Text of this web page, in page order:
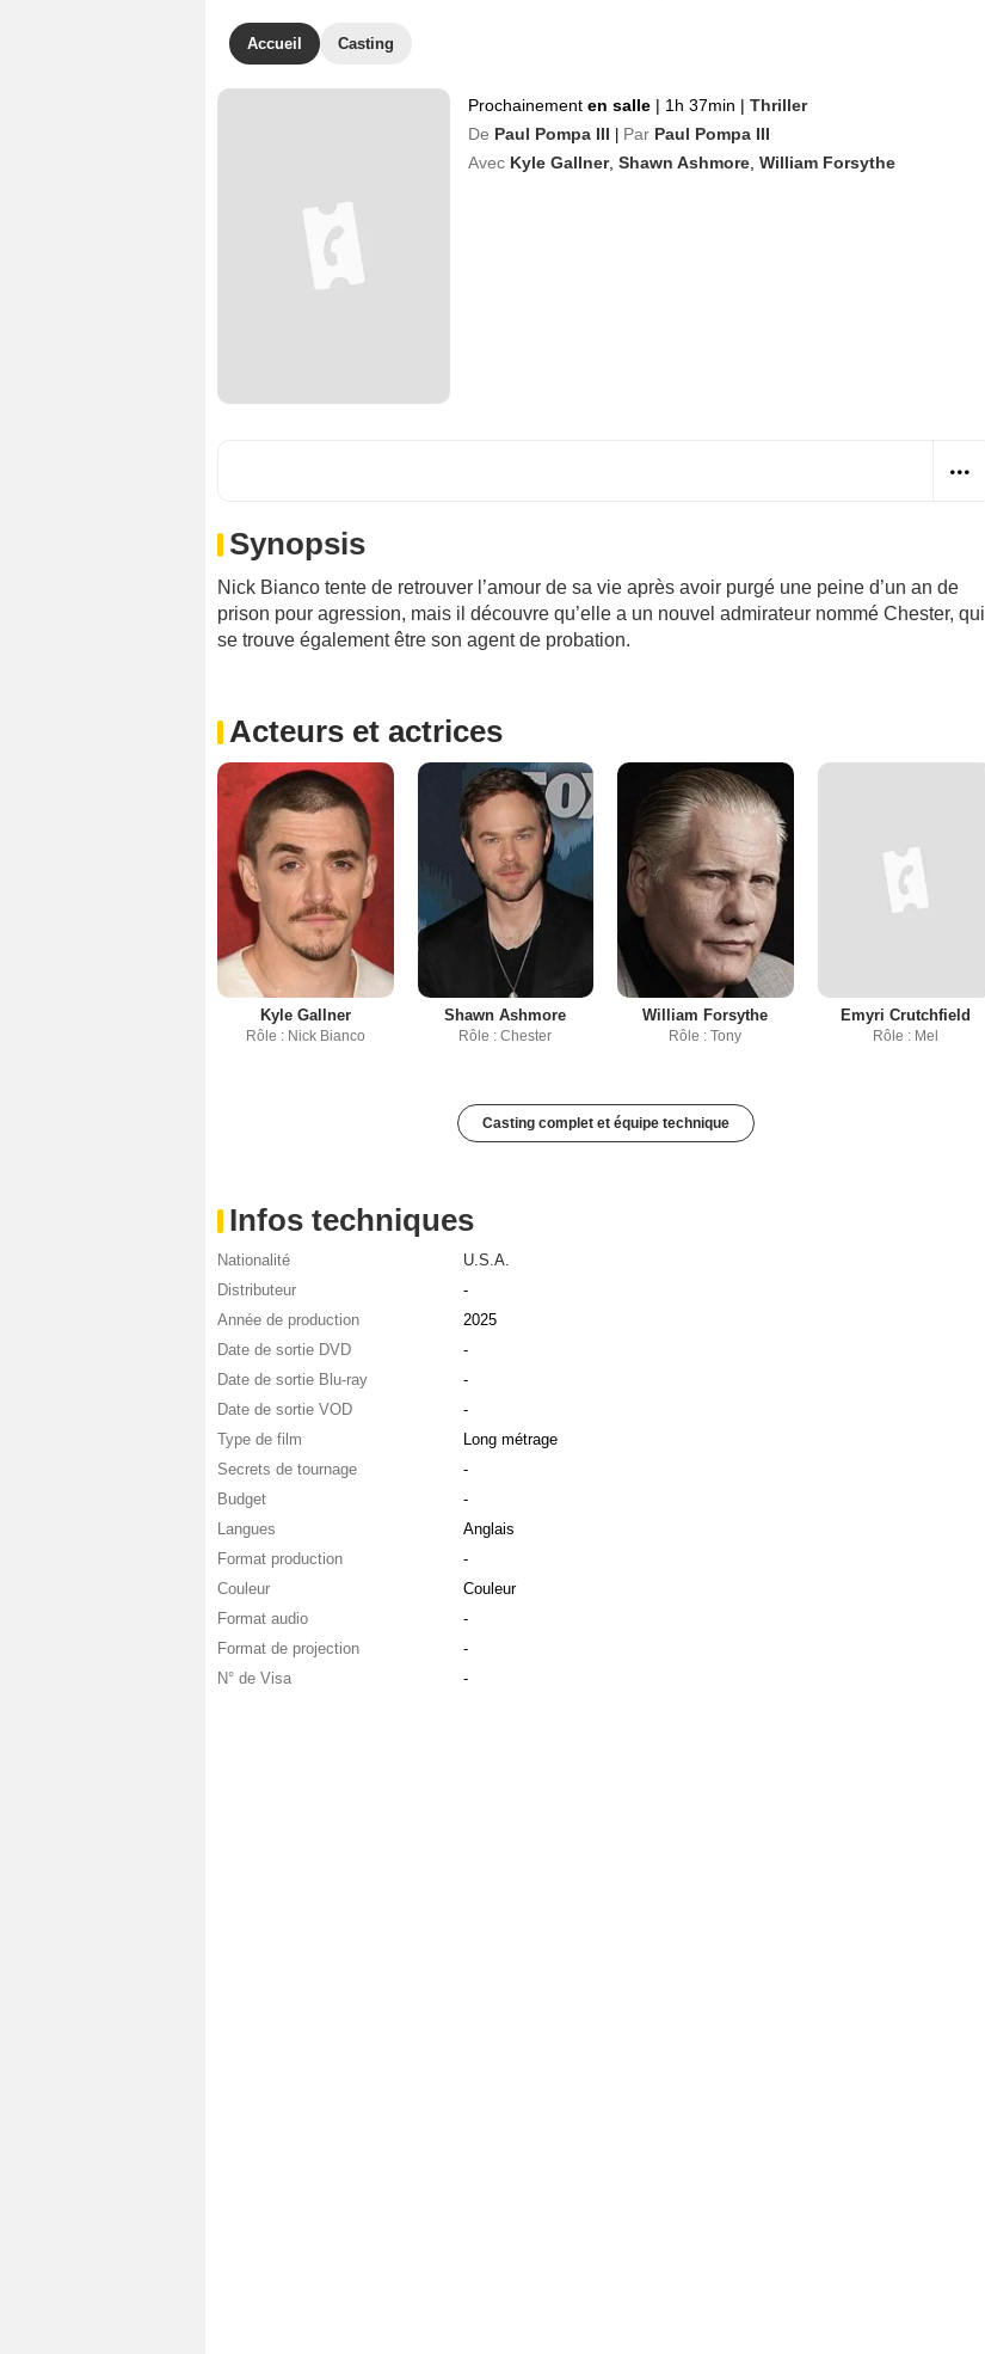
Accueil Casting
Prochainement en salle | 1h 37min | Thriller
De Paul Pompa III Par Paul Pompa III
Avec Kyle Gallner, Shawn Ashmore William Forsythe
Synopsis
Nick Bianco tente de retrouver l’amour de sa vie après avoir purgé une peine d’un an de
prison pour agression, mais il découvre qu’elle a un nouvel admirateur nommé Chester, qui
se trouve également être son agent de probation.
Acteurs et actrices
Kyle Gallner
Rôle : Nick Bianco
Shawn Ashmore
Rôle : Chester
William Forsythe
Rôle : Tony
Emyri Crutchfield
Rôle : Mel
Casting complet et équipe technique
Infos techniques
Nationalité
U.S.A.
Distributeur
-
Année de production
2025
Date de sortie DVD
-
Date de sortie Blu-ray
-
Date de sortie VOD
-
Type de film
Long métrage
Secrets de tournage
-
Budget
-
Langues
Anglais
Format production
-
Couleur
Couleur
Format audio
-
Format de projection
-
N° de Visa
-